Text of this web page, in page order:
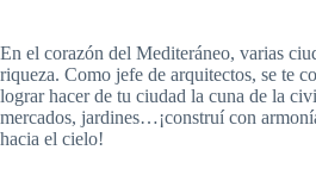
En el corazón del Mediteráneo, varias
riqueza. Como jefe de arquitectos, se te
lograr hacer de tu ciudad la cuna de la
mercados, jardines…¡construí con
hacia el cielo!